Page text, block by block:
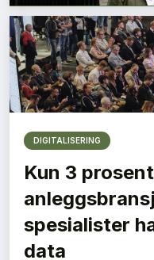
LES
DIGITALISERING
Kun 3
spesialister
data